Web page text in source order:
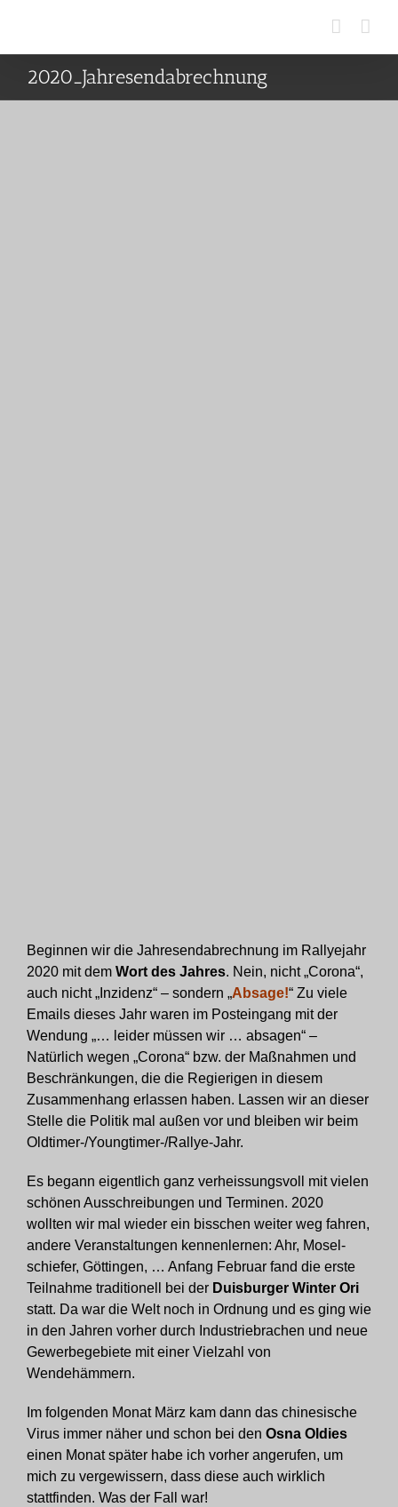
springen
2020_Jahresendabrechnung
Beginnen wir die Jahresendabrechnung im Rallyejahr
2020 mit dem Wort des Jahres. Nein, nicht „Corona“,
auch nicht „Inzidenz“ – sondern „Absage!“ Zu viele
Emails dieses Jahr waren im Posteingang mit der
Wendung „… leider müssen wir … absagen“ –
Natürlich wegen „Corona“ bzw. der Maßnahmen und
Beschränkungen, die die Regierigen in diesem
Zusammenhang erlassen haben. Lassen wir an dieser
Stelle die Politik mal außen vor und bleiben wir beim
Oldtimer-/Youngtimer-/Rallye-Jahr.
Es begann eigentlich ganz verheissungsvoll mit vielen
schönen Ausschreibungen und Terminen. 2020
wollten wir mal wieder ein bisschen weiter weg fahren,
andere Veranstaltungen kennenlernen: Ahr, Mosel-
schiefer, Göttingen, … Anfang Februar fand die erste
Teilnahme traditionell bei der Duisburger Winter Ori
statt. Da war die Welt noch in Ordnung und es ging wie
in den Jahren vorher durch Industriebrachen und neue
Gewerbegebiete mit einer Vielzahl von
Wendehämmern.
Im folgenden Monat März kam dann das chinesische
Virus immer näher und schon bei den Osna Oldies
einen Monat später habe ich vorher angerufen, um
mich zu vergewissern, dass diese auch wirklich
stattfinden. Was der Fall war!